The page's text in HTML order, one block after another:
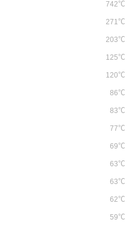
742℃
271℃
203℃
125℃
120℃
86℃
83℃
77℃
69℃
63℃
63℃
62℃
59℃